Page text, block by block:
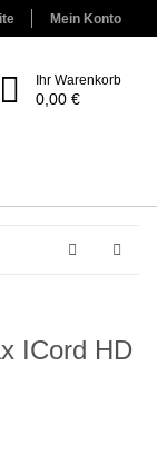
Mein Konto
Ihr Warenkorb
0,00 €
ICord HD